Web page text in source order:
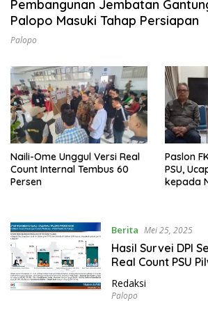
i
L
u
Pembangunan Jembatan
Palopo Masuki Tahap Persiapan
Palopo
Naili-Ome Unggul Versi Real
Count Internal Tembus 60
Persen
Paslon
PSU,
kepada
Berita Mei 25, 2025
Hasil Survei DPI
Real Count PSU
Redaksi
Palopo